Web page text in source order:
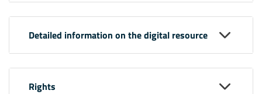
Detailed information on the digital resource
Rights